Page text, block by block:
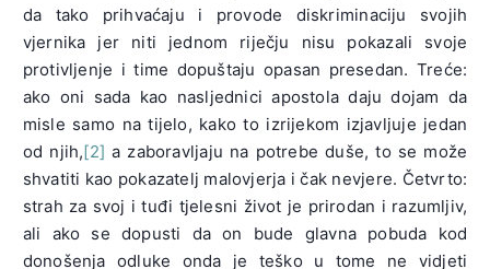
da tako prihvaćaju i provode diskriminaciju svojih
vjernika jer niti jednom riječju nisu pokazali svoje
protivljenje i time dopuštaju opasan presedan. Treće:
ako oni sada kao nasljednici apostola daju dojam da
misle samo na tijelo, kako to izrijekom izjavljuje jedan
od njih,[2] a zaboravljaju na potrebe duše, to se može
shvatiti kao pokazatelj malovjerja i čak nevjere. Četvrto:
strah za svoj i tuđi tjelesni život je prirodan i razumljiv,
ali ako se dopusti da on bude glavna pobuda kod
donošenja odluke onda je teško u tome ne vidjeti